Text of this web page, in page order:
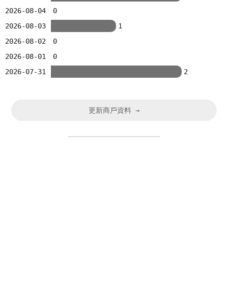
2026-08-04
0
2026-08-03
1
2026-08-02
0
2026-08-01
0
2026-07-31
2
更新商戶資料 →